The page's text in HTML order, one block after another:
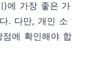
)에 가장 좋은 가
. 다만, 개인 소
에 확인해야 합